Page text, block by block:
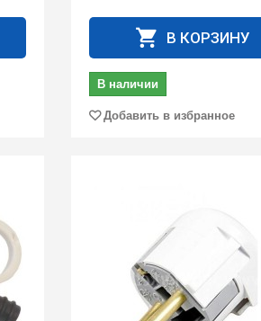
В КОРЗИНУ
В наличии
Добавить в избранное